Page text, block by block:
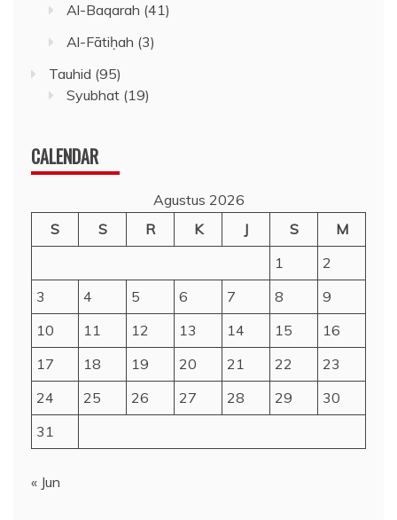
Al-Baqarah (41)
Al-Fātiḥah (3)
Tauhid (95)
Syubhat (19)
CALENDAR
Agustus 2026
S
S R K J S
M
1
2
3
4 5 6 7 8
9
10
11 12 13 14 15
16
17
18 19 20 21 22
23
24
25 26 27 28 29
30
31
« Jun